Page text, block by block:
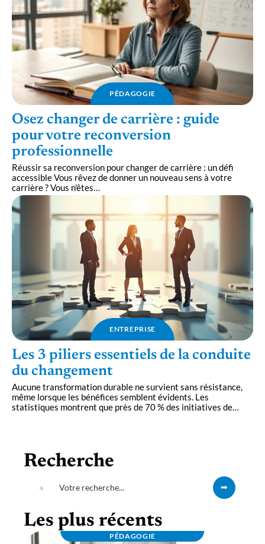
PÉDAGOGIE
Osez changer de carrière : guide
pour votre reconversion
professionnelle
Réussir sa reconversion pour changer de carrière : un défi
accessible Vous rêvez de donner un nouveau sens à votre
carrière ? Vous n'êtes…
ENTREPRISE
Les 3 piliers essentiels de la conduite
du changement
Aucune transformation durable ne survient sans résistance,
même lorsque les bénéfices semblent évidents. Les
statistiques montrent que près de 70 % des initiatives de…
Recherche
Les plus récents
PÉDAGOGIE